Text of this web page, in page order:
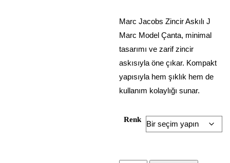
Marc Jacobs Zincir Askılı J
Marc Model Çanta, minimal
tasarımı ve zarif zincir
askısıyla öne çıkar. Kompakt
yapısıyla hem şıklık hem de
kullanım kolaylığı sunar.
Renk